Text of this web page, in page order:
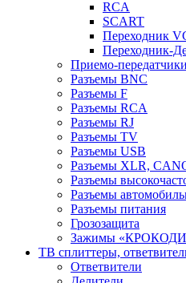
RCA
SCART
Переходник
Переходник-
Приемо-
Разъемы BNC
Разъемы F
Разъемы RCA
Разъемы RJ
Разъемы TV
Разъемы USB
Разъемы XLR,
Разъемы
Разъемы
Разъемы питания
Грозозащита
Зажимы
ТВ сплиттеры,
Ответвители